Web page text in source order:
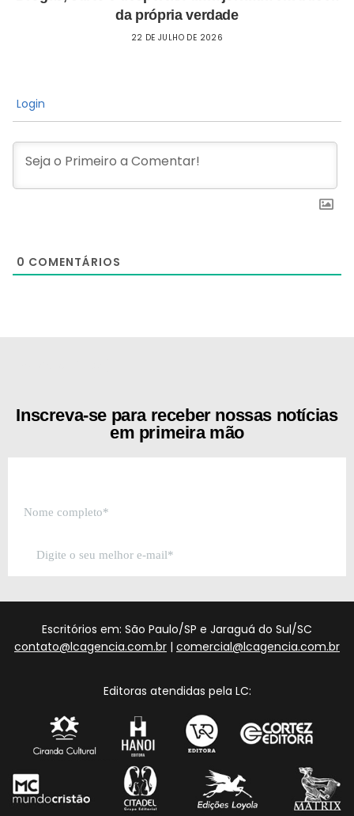
da própria verdade
22 DE JULHO DE 2026
Login
0 COMENTÁRIOS
Inscreva-se para receber nossas notícias
em primeira mão
Escritórios em: São Paulo/SP e Jaraguá do Sul/SC
contato@lcagencia.com.br | comercial@lcagencia.com.br
Editoras atendidas pela LC: